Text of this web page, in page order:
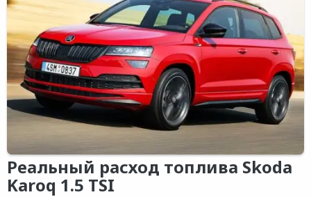
Реальный расход топлива Skoda
Karoq 1.5 TSI